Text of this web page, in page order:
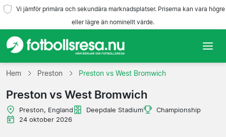
Vi jämför primära och sekundära marknadsplatser. Priserna kan vara högre
eller lägre än nominellt värde.
Hem
Lag
Ligor
Hem Preston Preston vs West Bromwich
Preston vs West Bromwich
Preston, England Deepdale Stadium
Championship
24 oktober 2026